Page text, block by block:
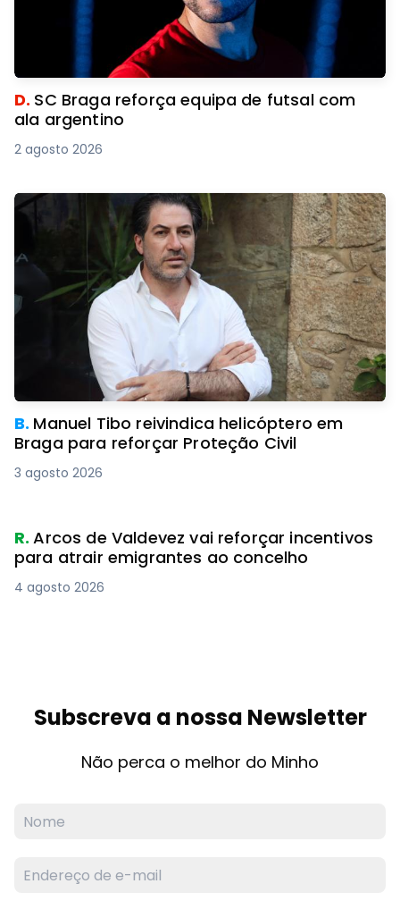
D. SC Braga reforça equipa de futsal com
ala argentino
2 agosto 2026
B. Manuel Tibo reivindica helicóptero em
Braga para reforçar Proteção Civil
3 agosto 2026
R.Arcos de Valdevez vai reforçar incentivos
para atrair emigrantes ao concelho
4 agosto 2026
Subscreva a nossa Newsletter
Não perca o melhor do Minho